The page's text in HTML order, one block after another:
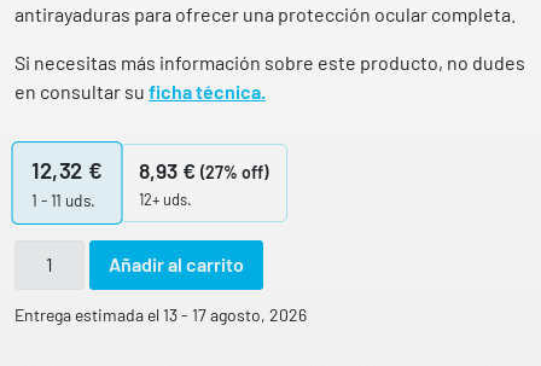
antirayaduras para ofrecer una protección ocular completa.
Si necesitas más información sobre este producto, no dudes
en consultar su ficha técnica.
12,32 €
1 - 11 uds.
8,93 € (27% off)
12+ uds.
f
Añadir al carrito
Entrega estimada el 13 - 17 agosto, 2026